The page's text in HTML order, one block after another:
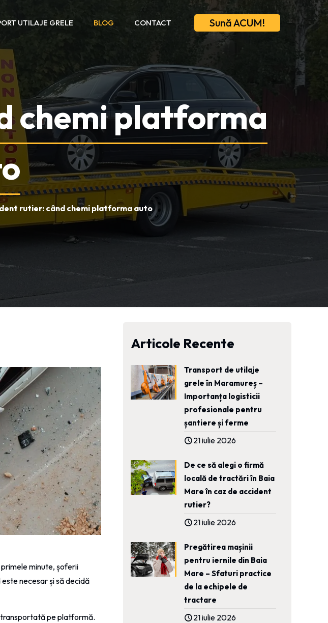
UTILAJE GRELE BLOG CONTACT Sună ACUM!
chemi platforma
rutier: când chemi platforma auto
minute, șoferii
necesar și să decidă
transportată pe platformă.
Articole Recente
Transport de utilaje
grele în Maramureș –
Importanța logisticii
profesionale pentru
șantiere și ferme
21 iulie 2026
De ce să alegi o firmă
locală de tractări în Baia
Mare în caz de accident
rutier?
21 iulie 2026
Pregătirea mașinii
pentru iernile din Baia
Mare – Sfaturi practice
de la echipele de
tractare
21 iulie 2026